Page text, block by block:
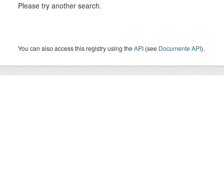
Please try another search.
You can also access this registry using theAPI (see Documente API).